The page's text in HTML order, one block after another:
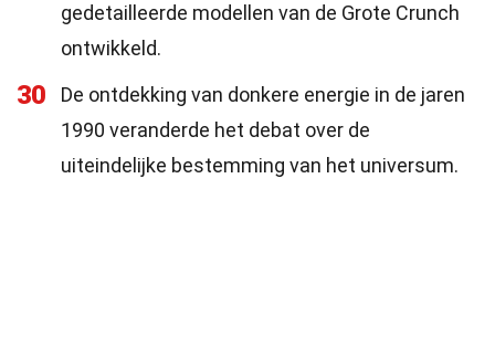
gedetailleerde modellen van de Grote Crunch
ontwikkeld.
30
De ontdekking van donkere energie in de jaren
1990 veranderde het debat over de
uiteindelijke bestemming van het universum.